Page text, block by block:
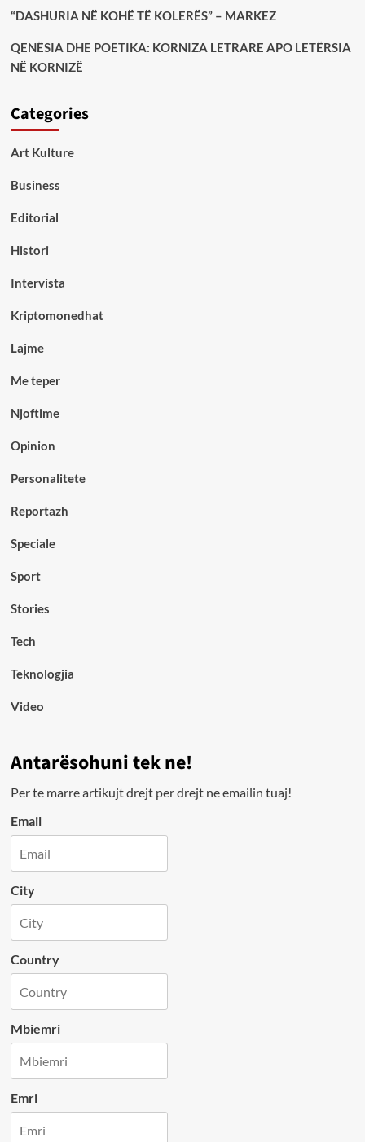
“DASHURIA NË KOHË TË KOLERËS” – MARKEZ
QENËSIA DHE POETIKA: KORNIZA LETRARE APO LETËRSIA
NË KORNIZË
Categories
Art Kulture
Business
Editorial
Histori
Intervista
Kriptomonedhat
Lajme
Me teper
Njoftime
Opinion
Personalitete
Reportazh
Speciale
Sport
Stories
Tech
Teknologjia
Video
Antarësohuni tek ne!
Per te marre artikujt drejt per drejt ne emailin tuaj!
Email
City
Country
Mbiemri
Emri